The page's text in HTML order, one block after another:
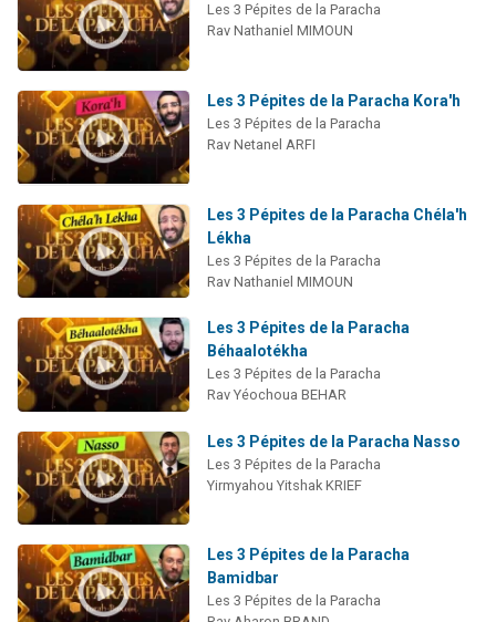
Les 3 Pépites de la Paracha
Rav Nathaniel MIMOUN
Les 3 Pépites de la Paracha Kora'h
Les 3 Pépites de la Paracha
Rav Netanel ARFI
Les 3 Pépites de la Paracha Chéla'h
Lékha
Les 3 Pépites de la Paracha
Rav Nathaniel MIMOUN
Les 3 Pépites de la Paracha
Béhaalotékha
Les 3 Pépites de la Paracha
Rav Yéochoua BEHAR
Les 3 Pépites de la Paracha Nasso
Les 3 Pépites de la Paracha
Yirmyahou Yitshak KRIEF
Les 3 Pépites de la Paracha
Bamidbar
Les 3 Pépites de la Paracha